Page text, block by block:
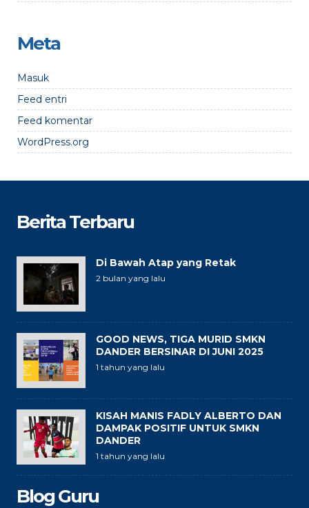
Meta
Masuk
Feed entri
Feed komentar
WordPress.org
Berita Terbaru
Di Bawah Atap yang Retak
2 bulan yang lalu
GOOD NEWS, TIGA MURID SMKN
DANDER BERSINAR DI JUNI 2025
1 tahun yang lalu
KISAH MANIS FADLY ALBERTO DAN
DAMPAK POSITIF UNTUK SMKN
DANDER
1 tahun yang lalu
Blog Guru